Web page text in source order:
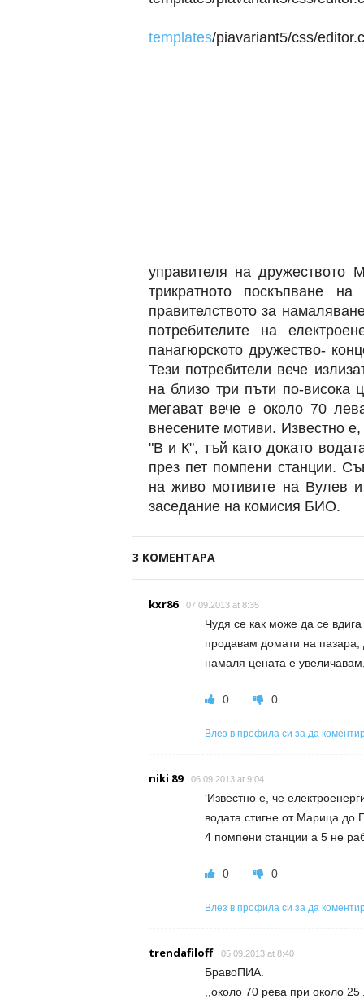
templates/piavariant5/css/
управителя на дружеството
трикратното поскъпване
правителството за
потребителите на
панагюрското дружество-
Тези потребители вече
на близо три пъти по-висока
мегават вече е около 70
внесените мотиви. Известно
"В и К", тъй като докато
през пет помпени станции.
на живо мотивите на Вулев
заседание на комисия БИО.
3 КОМЕНТАРА
kxr86 07.09.2013 at 8:35
Чудя се как може да се
продавам домати на
намаля цената е
0 0
Влез в профила си за да
niki 89 06.09.2013 at 9:04
‘Известно е, че
водата стигне от Марица
4 помпени станции а 5 не
0 0
Влез в профила си за да
trendafiloff 05.09.2013 at 8:40
БравоПИА.
,,около 70 рева при около 25